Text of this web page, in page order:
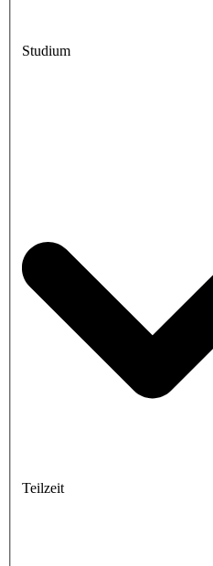
Studium
Teilzeit